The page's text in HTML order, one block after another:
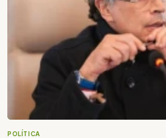
POLÍTICA